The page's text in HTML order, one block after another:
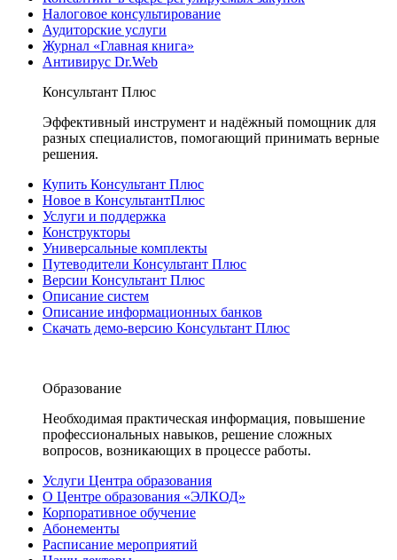
Налоговое консультирование
Аудиторские услуги
Журнал «Главная книга»
Антивирус Dr.Web
Консультант Плюс
Эффективный инструмент и надёжный помощник для
разных специалистов, помогающий принимать верные
решения.
Купить Консультант Плюс
Новое в КонсультантПлюс
Услуги и поддержка
Конструкторы
Универсальные комплекты
Путеводители Консультант Плюс
Версии Консультант Плюс
Описание систем
Описание информационных банков
Скачать демо-версию Консультант Плюс
Образование
Необходимая практическая информация, повышение
профессиональных навыков, решение сложных
вопросов, возникающих в процессе работы.
Услуги Центра образования
О Центре образования «ЭЛКОД»
Корпоративное обучение
Абонементы
Расписание мероприятий